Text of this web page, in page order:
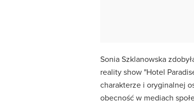
Sonia Szklanowska
reality show "Hotel
charakterze i oryginalnej
obecność w mediach